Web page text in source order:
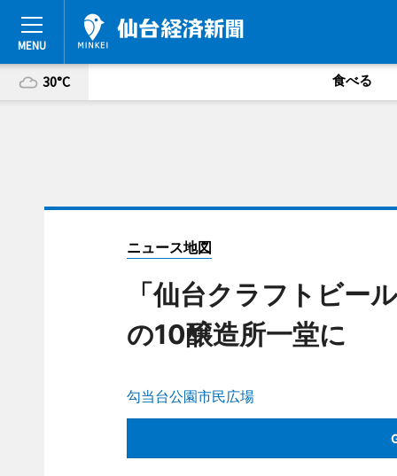
30°C 食べる
ニュース地図
「仙台クラフトビ
の10醸造所一堂に
勾当台公園市民広場